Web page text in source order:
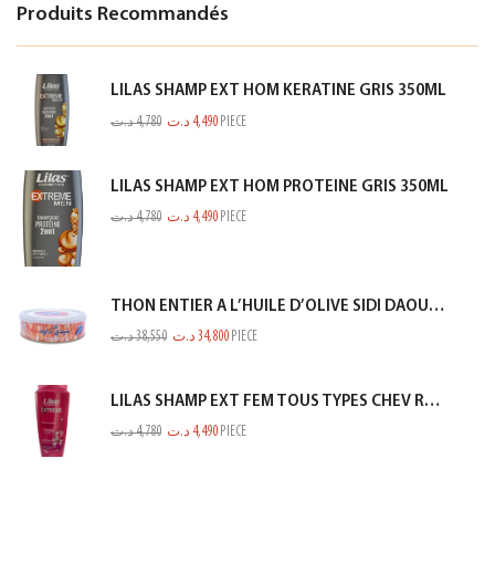
Produits Recommandés
LILAS SHAMP EXT HOM KERATINE GRIS 350ML
4,780د.ت 4,490 د.ت PIECE
LILAS SHAMP EXT HOM PROTEINE GRIS 350ML
4,780د.ت 4,490 د.ت PIECE
THON ENTIER A L’HUILE D’OLIVE SIDI DAOUD 950G
38,550د.ت 34,800 د.ت PIECE
LILAS SHAMP EXT FEM TOUS TYPES CHEV ROSE 350ML
4,780د.ت 4,490 د.ت PIECE